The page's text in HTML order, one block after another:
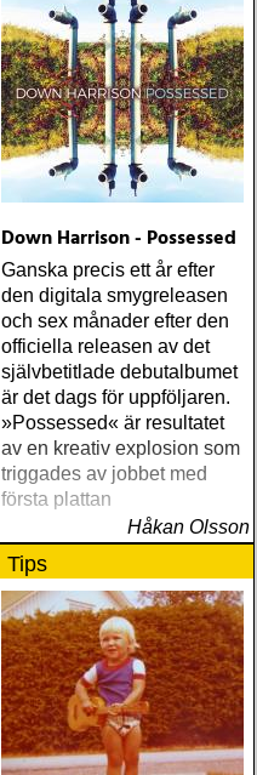
Down Harrison - Possessed
Ganska precis ett år efter
den digitala smygreleasen
och sex månader efter den
officiella releasen av det
självbetitlade debutalbumet
är det dags för uppföljaren.
»Possessed« är resultatet
av en kreativ explosion som
triggades av jobbet med
första plattan
Håkan Olsson
Tips